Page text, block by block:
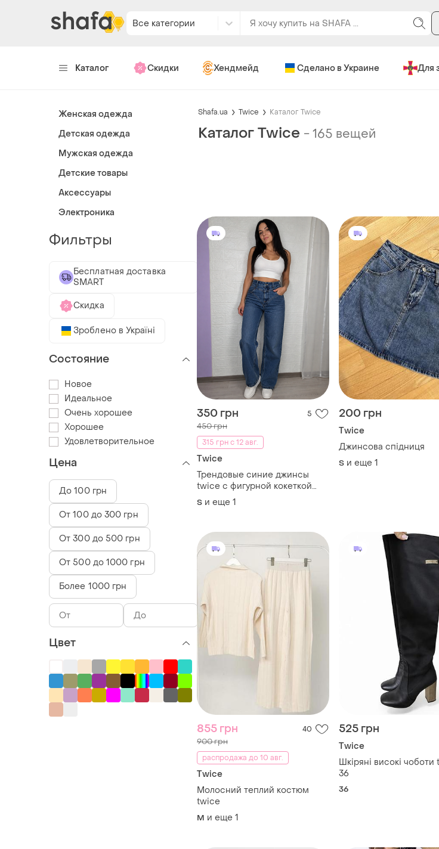
Все категории
Каталог Скидки Хендмейд Сделано в Украине Для
Shafa.ua Twice Каталог Twice
Каталог Twice -165 вещей
350 грн 5
450 грн
315 грн с 12 авг.
Twice
Трендовые синие джинсы
twice с фигурной кокеткой
(вестерн-стиль)
S и еще 1
200 грн
Twice
Джинсова спідниця
S и еще 1
855 грн 40
900 грн
распродажа до 10 авг.
Twice
Молосний теплий костюм
twice
M и еще 1
525 грн
Twice
Шкіряні високі
36
36
Женская одежда
Детская одежда
Мужская одежда
Детские товары
Аксессуары
Электроника
Фильтры
Бесплатная доставка
SMART
Скидка
Зроблено в Україні
Состояние
Новое
Идеальное
Очень хорошее
Хорошее
Удовлетворительное
Цена
До 100 грн
От 100 до 300 грн
От 300 до 500 грн
От 500 до 1000 грн
Более 1000 грн
Цвет